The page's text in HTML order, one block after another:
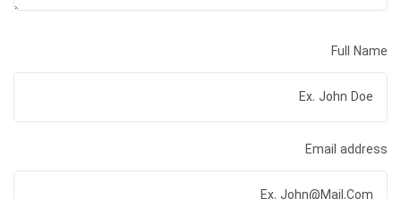
Full Name
Email address